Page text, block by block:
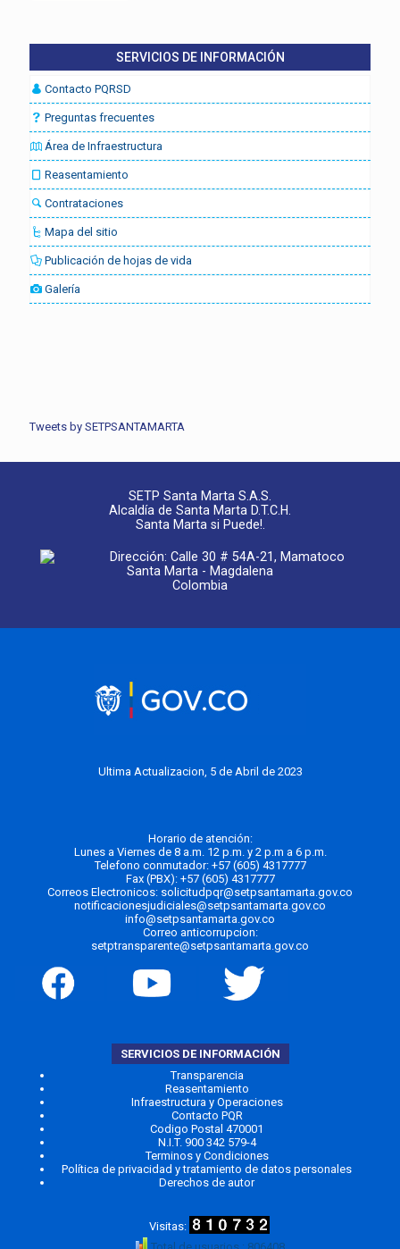
SERVICIOS DE INFORMACIÓN
Contacto PQRSD
Preguntas frecuentes
Área de Infraestructura
Reasentamiento
Contrataciones
Mapa del sitio
Publicación de hojas de vida
Galería
Tweets by SETPSANTAMARTA
SETP Santa Marta S.A.S.
Alcaldía de Santa Marta D.T.C.H.
Santa Marta si Puede!.
Dirección: Calle 30 # 54A-21, Mamatoco
Santa Marta - Magdalena
Colombia
Ultima Actualizacion, 5 de Abril de 2023
Horario de atención:
Lunes a Viernes de 8 a.m. 12 p.m. y 2 p.m a 6 p.m.
Telefono conmutador: +57 (605) 4317777
Fax (PBX): +57 (605) 4317777
Correos Electronicos: solicitudpqr@setpsantamarta.gov.co
notificacionesjudiciales@setpsantamarta.gov.co
info@setpsantamarta.gov.co
Correo anticorrupcion:
setptransparente@setpsantamarta.gov.co
SERVICIOS DE INFORMACIÓN
Transparencia
Reasentamiento
Infraestructura y Operaciones
Contacto PQR
Codigo Postal 470001
N.I.T. 900 342 579-4
Terminos y Condiciones
Política de privacidad y tratamiento de datos personales
Derechos de autor